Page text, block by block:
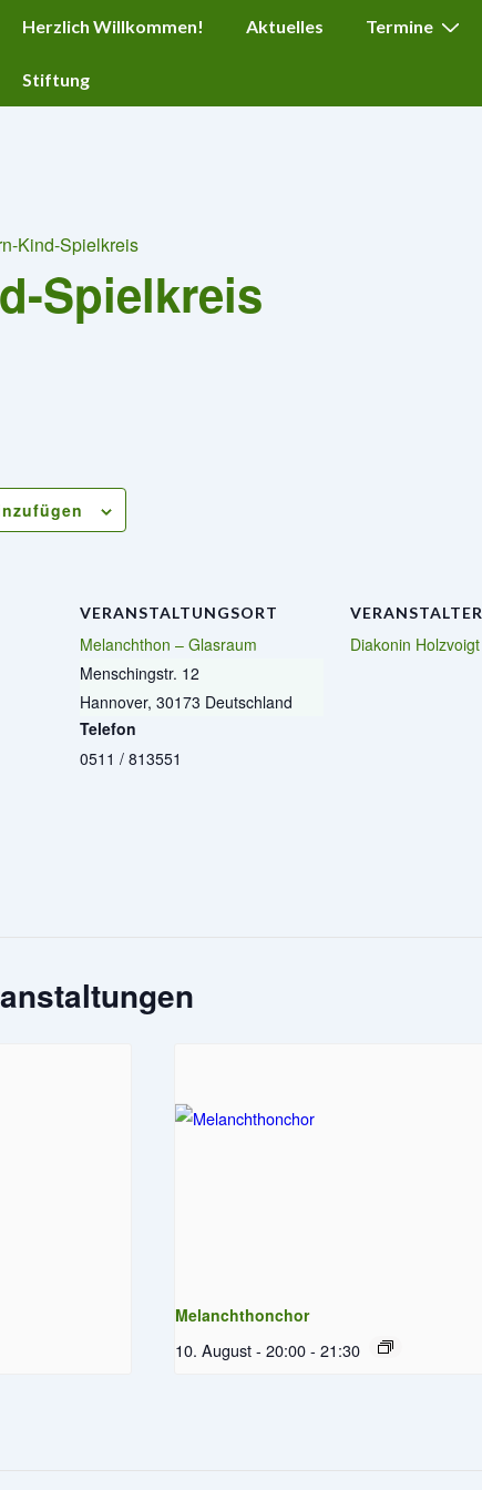
Herzlich Willkommen! Aktuelles Termine
Stiftung
Kind-Spielkreis
Spielkreis
VERANSTALTUNGSORT
Melanchthon – Glasraum
Menschingstr. 12
Hannover, 30173 Deutschland
Telefon
0511 / 813551
VERANSTALTER
Diakonin Holzvoigt
Melanchthonchor
10. August - 20:00 - 21:30